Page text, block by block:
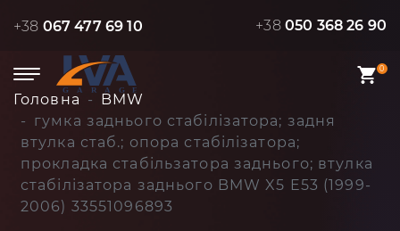
+38 067 477 69 10 +38 050 368 26 90
0
Головна
BMW
гумка заднього стабілізатора; задня
втулка стаб.; опора стабілізатора;
прокладка стабільзатора заднього; втулка
стабілізатора заднього BMW X5 E53 (1999-
2006) 33551096893